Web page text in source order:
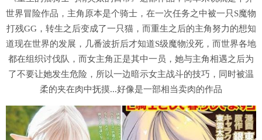
世界冒险作品，主角原本是个骑士，在一次任务之中被一只S魔物
打残GG，转生之后变成了一只猫，而重生之后的主角努力的想知
道现在世界的发展，几番波折后才知道S级魔物没死，而世界各地
都在组织讨伐队，而女主角正是其中一员，她与主角相遇之后为
了不要让她发生危险，所以一边暗示女主战斗的技巧，同时被温
柔的夹在肉中抚摸...好像是一部相当卖肉的作品